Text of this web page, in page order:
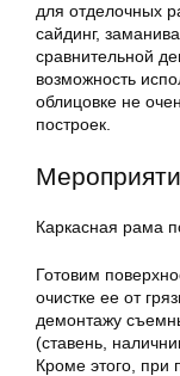
для отделочных
сайдинг,
сравнительной
возможность
облицовке не
построек.
Каркасная рама
Готовим
очистке ее от
демонтажу
(ставень,
Кроме этого,